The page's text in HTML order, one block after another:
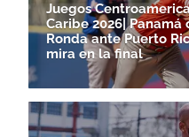
Juegos
Caribe 2026| Panamá
Ronda ante Puerto
mira en la final